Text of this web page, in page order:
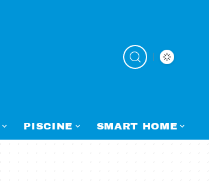
PISCINE SMART HOME